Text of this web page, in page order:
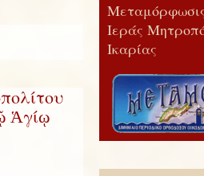
Ἁγίῳ
Ιεράς
Ικαρίας